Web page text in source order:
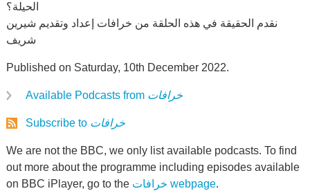
الحيلة؟
نقدم الحقيقة في هذه الحلقة من خرافات إعداد وتقديم ‏شيرين
شريف
Published on Saturday, 10th December 2022.
Available Podcasts from خرافات
Subscribe to خرافات
We are not the BBC, we only list available podcasts. To find
out more about the programme including episodes available
on BBC iPlayer, go to the
خرافات webpage.